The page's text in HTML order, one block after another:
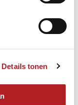
Details tonen
­ - ­30 november 2025